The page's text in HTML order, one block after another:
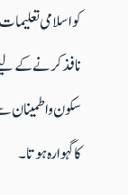
کو اسلامی
نافذکرنے کے
سکون واطمینان
کا گہوارہ ہوتا۔